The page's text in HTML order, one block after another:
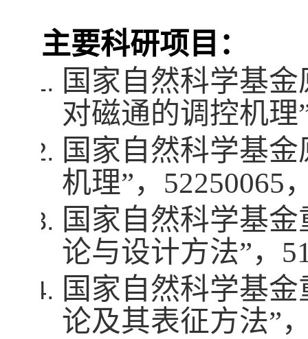
主要科研项目：
国家自然科学基
对磁通的调控机理
国家自然科学基
机理”， 52250065
国家自然科学基
论与设计方法”，
国家自然科学基
论及其表征方法”